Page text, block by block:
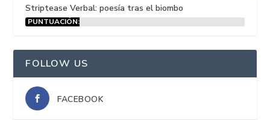
Striptease Verbal: poesía tras el biombo
PUNTUACIÓN:
FOLLOW US
FACEBOOK